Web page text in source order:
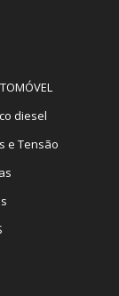
diesel
e Tensão